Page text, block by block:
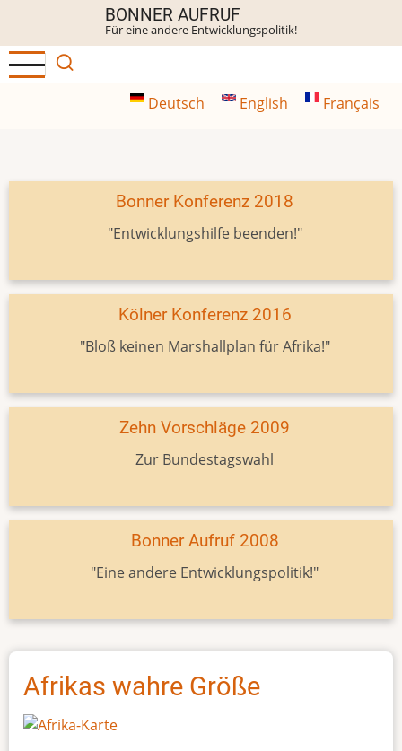
Inhalt
BONNER AUFRUF
Für eine andere Entwicklungspolitik!
Deutsch English Français
Bonner Konferenz 2018
"Entwicklungshilfe beenden!"
Kölner Konferenz 2016
"Bloß keinen Marshallplan für Afrika!"
Zehn Vorschläge 2009
Zur Bundestagswahl
Bonner Aufruf 2008
"Eine andere Entwicklungspolitik!"
Afrikas wahre Größe